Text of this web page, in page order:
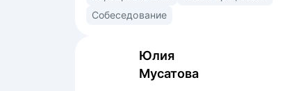
путь от второкурсника-стажера
проектов в крупнейшей IT&телеком-
Собеседование
Юлия
Мусатова